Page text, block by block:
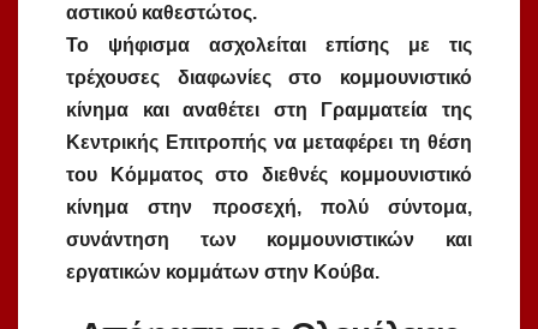
αστικού καθεστώτος.
Το ψήφισμα ασχολείται επίσης με τις
τρέχουσες διαφωνίες στο κομμουνιστικό
κίνημα και αναθέτει στη Γραμματεία της
Κεντρικής Επιτροπής να μεταφέρει τη θέση
του Κόμματος στο διεθνές κομμουνιστικό
κίνημα στην προσεχή, πολύ σύντομα,
συνάντηση των κομμουνιστικών και
εργατικών κομμάτων στην Κούβα.